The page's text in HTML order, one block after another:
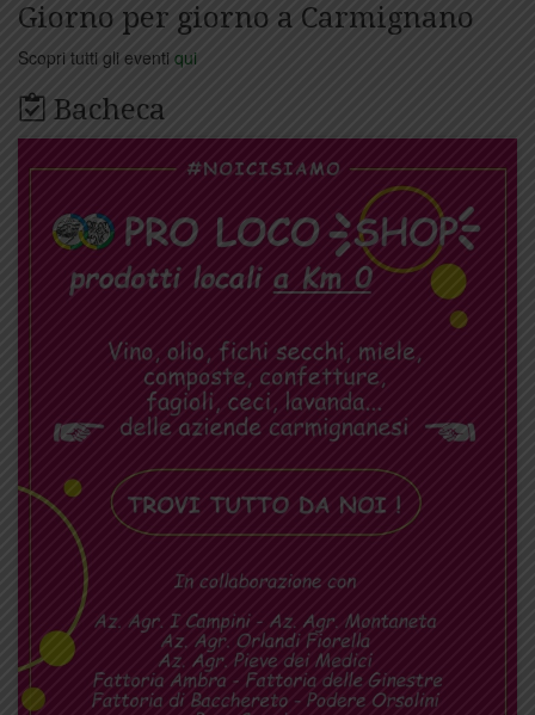
Giorno per giorno a Carmignano
Scopri tutti gli eventi qui
Bacheca